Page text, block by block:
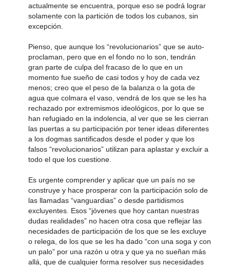
actualmente se encuentra, porque eso se podrá lograr
solamente con la partición de todos los cubanos, sin
excepción.
Pienso, que aunque los “revolucionarios” que se auto-
proclaman, pero que en el fondo no lo son, tendrán
gran parte de culpa del fracaso de lo que en un
momento fue sueño de casi todos y hoy de cada vez
menos; creo que el peso de la balanza o la gota de
agua que colmara el vaso, vendrá de los que se les ha
rechazado por extremismos ideológicos, por lo que se
han refugiado en la indolencia, al ver que se les cierran
las puertas a su participación por tener ideas diferentes
a los dogmas santificados desde el poder y que los
falsos “revolucionarios” utilizan para aplastar y excluir a
todo el que los cuestione.
Es urgente comprender y aplicar que un país no se
construye y hace prosperar con la participación solo de
las llamadas “vanguardias” o desde partidismos
excluyentes. Esos “jóvenes que hoy cantan nuestras
dudas realidades” no hacen otra cosa que reflejar las
necesidades de participación de los que se les excluye
o relega, de los que se les ha dado “con una soga y con
un palo” por una razón u otra y que ya no sueñan más
allá, que de cualquier forma resolver sus necesidades